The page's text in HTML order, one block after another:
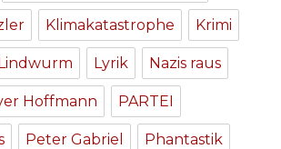
Klimakatastrophe Krimi
Lyrik Nazis raus
Hoffmann PARTEI
Peter Gabriel Phantastik